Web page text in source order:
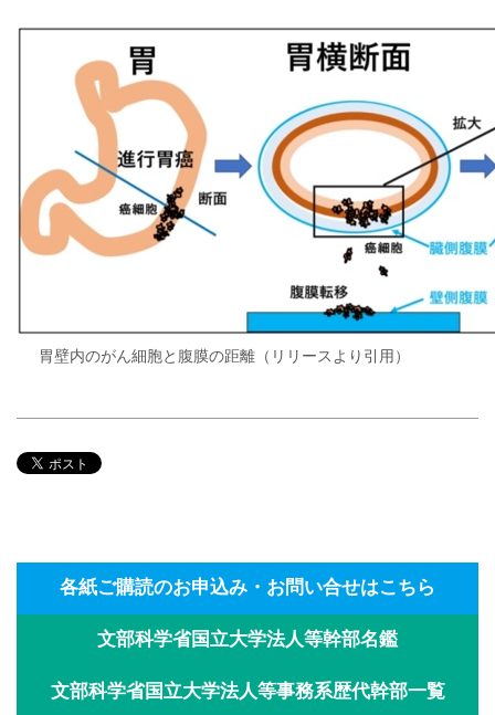
胃壁内のがん細胞と腹膜の距離（リリースより引用）
各紙ご購読のお申込み・お問い合せはこちら
文部科学省国立大学法人等幹部名鑑
文部科学省国立大学法人等事務系歴代幹部一覧